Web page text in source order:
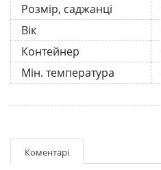
Розмір, саджанці
Вік
Контейнер
Мін. температура
Коментарі